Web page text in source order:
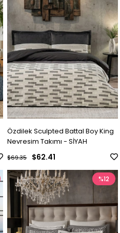
Özdilek Sculpted Battal Boy King
Nevresim Takımı - SİYAH
$62.41
$69.35
%12